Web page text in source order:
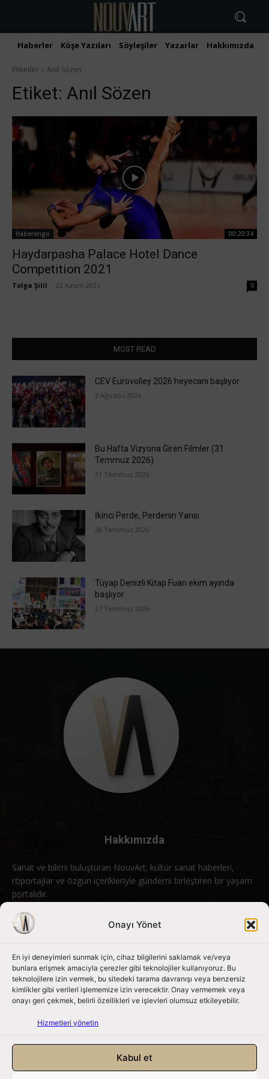
Onayı Yönet
En iyi deneyimleri sunmak için, cihaz bilgilerini saklamak ve/veya
bunlara erişmek amacıyla çerezler gibi teknolojiler kullanıyoruz. Bu
teknolojilere izin vermek, bu sitedeki tarama davranışı veya benzersiz
kimlikler gibi verileri işlememize izin verecektir. Onay vermemek veya
onayı geri çekmek, belirli özellikleri ve işlevleri olumsuz etkileyebilir.
Hizmetleri yönetin
Kabul et
Haberler Köşe Yazıları Söyleşiler Yazarlar Hakkımızda
Etiketler Anıl Sözen
Etiket: Anıl Sözen
Haberengo 00:20:34
Haydarpasha Palace Hotel Dance
Competition 2021
Tolga Şilil 22 Kasım 2021 0
MOST READ
CEV Eurovolley 2026 heyecanı başlıyor
3 Ağustos 2026
Bu Hafta Vizyona Giren Filmler (31
Temmuz 2026)
31 Temmuz 2026
İkinci Perde, Perdenin Yarısı
28 Temmuz 2026
Tüyap Denizli Kitap Fuarı ekim ayında
başlıyor
27 Temmuz 2026
Hakkımızda
Sanat ve bilimi buluşturan NouvArt; kültür sanat haberleri,
röportajlar ve özgün içerikleriyle gündemi birleştiren bir yaşam
portalıdır.
Bizimle iletişime geçin: info@nouvart.net
Bizi Takip Edin